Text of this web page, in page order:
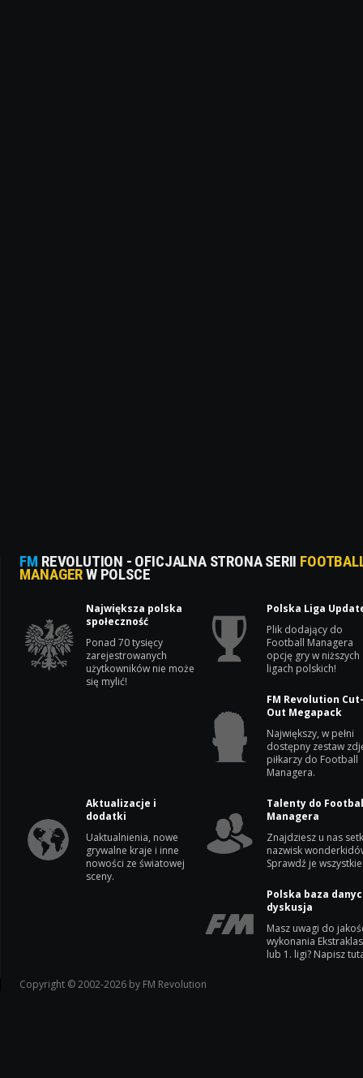
FM REVOLUTION - OFICJALNA STRONA SERII
MANAGERW POLSCE
Największa polska
społeczność
Ponad 70 tysięcy
zarejestrowanych
użytkowników nie może
się mylić!
Polska Liga
Plik dodający do
Football Managera
opcję gry w niższych
ligach polskich!
FM Revolution
Out Megapack
Największy, w pełni
dostępny zestaw
piłkarzy do Football
Managera.
Aktualizacje i
dodatki
Uaktualnienia, nowe
grywalne kraje i inne
nowości ze światowej
sceny.
Talenty do
Managera
Znajdziesz u nas
nazwisk
Sprawdź je
Polska baza
dyskusja
Masz uwagi do
wykonania
lub 1. ligi? Napisz
Copyright © 2002-2026 by FM Revolution